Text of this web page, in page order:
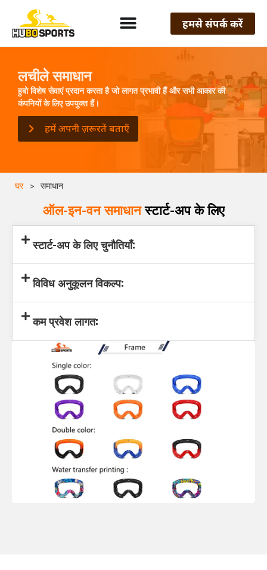
हमसे संपर्क करें
लचीले समाधान
हुबो विशेष सेवाएं प्रदान करता है जो लागत प्रभावी हैं और सभी आकार की
कंपनियों के लिए उपयुक्त हैं।
हमें अपनी ज़रूरतें बताएँ
घर > समाधान
ऑल-इन-वन समाधानस्टार्ट-अप के लिए
स्टार्ट-अप के लिए चुनौतियाँ:
विविध अनुकूलन विकल्प:
कम प्रवेश लागत: